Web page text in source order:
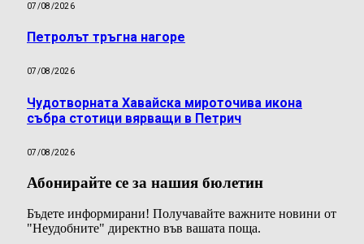
07/08/2026
Петролът тръгна нагоре
07/08/2026
Чудотворната Хавайска мироточива икона
събра стотици вярващи в Петрич
07/08/2026
Абонирайте се за нашия бюлетин
Бъдете информирани! Получавайте важните новини от
"Неудобните" директно във вашата поща.